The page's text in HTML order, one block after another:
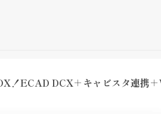
！ECAD DCX＋キャビスタ連携